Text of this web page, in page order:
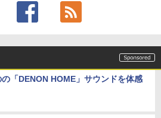
「DENON HOME」サウンドを体感